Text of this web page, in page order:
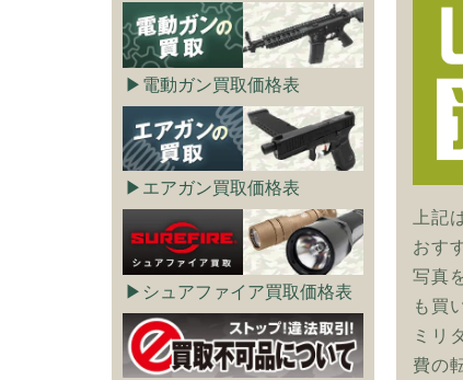
上記
おす
写真
も買
ミリ
費の
電動ガン買取価格表
エアガン買取価格表
シュアファイア買取価格表